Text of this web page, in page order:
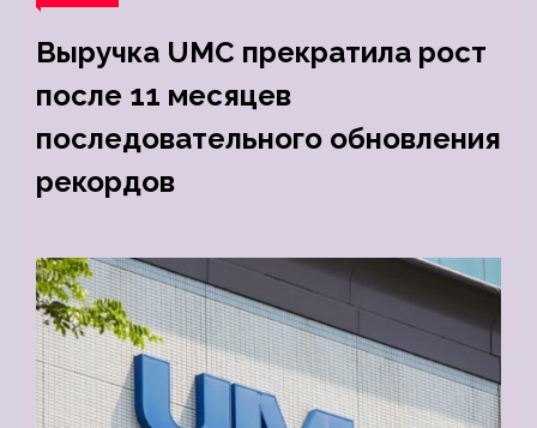
Выручка UMC прекратила рост
после 11 месяцев
последовательного обновления
рекордов